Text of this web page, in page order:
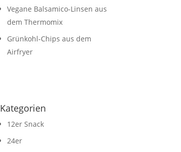
Vegane Balsamico-Linsen aus
dem Thermomix
Grünkohl-Chips aus dem
Airfryer
Kategorien
12er Snack
24er